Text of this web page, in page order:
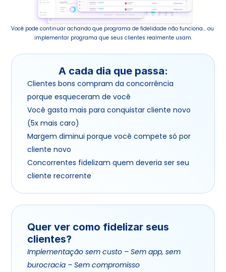
Você pode continuar achando que programa de fidelidade não funciona… ou
implementar programa que seus clientes realmente usam.
A cada dia que passa:
Clientes bons compram da concorrência
porque esqueceram de você
Você gasta mais para conquistar cliente novo
(5x mais caro)
Margem diminui porque você compete só por
cliente novo
Concorrentes fidelizam quem deveria ser seu
cliente recorrente
Quer ver como fidelizar seus
clientes?
Implementação sem custo – Sem app, sem
burocracia – Sem compromisso